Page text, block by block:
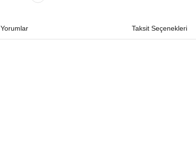
Yorumlar Taksit Seçenekleri